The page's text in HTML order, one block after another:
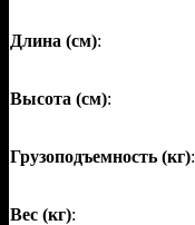
Длина (см):
Высота (см):
Грузоподъемность (кг):
Вес (кг):